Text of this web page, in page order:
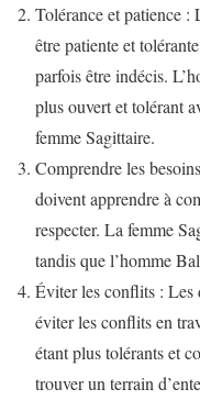
Tolérance et patience :
être patiente et
parfois être indécis.
plus ouvert et tolérant
femme Sagittaire.
Comprendre les
doivent apprendre à
respecter. La femme
tandis que l’homme
Éviter les conflits : Les
éviter les conflits en
étant plus tolérants et
trouver un terrain